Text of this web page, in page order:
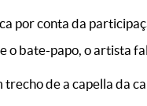
por conta da
o bate-papo, o artista
de a capella da